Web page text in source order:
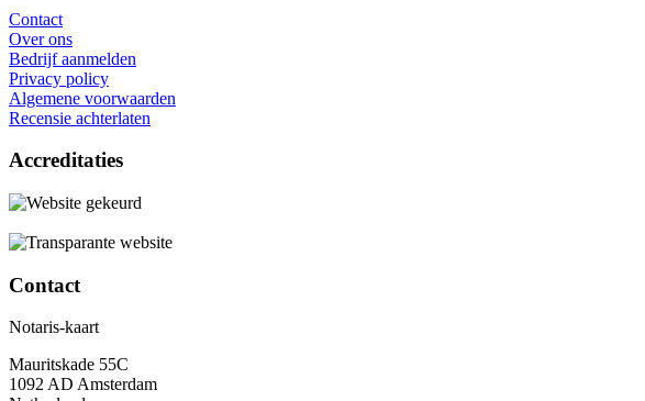
Contact
Over ons
Bedrijf aanmelden
Privacy policy
Algemene voorwaarden
Recensie achterlaten
Accreditaties
Contact
Notaris-kaart
Mauritskade 55C
1092 AD Amsterdam